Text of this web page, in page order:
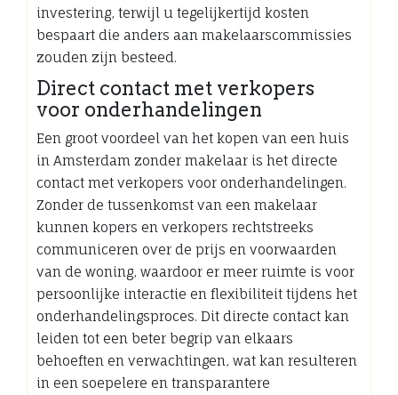
investering, terwijl u tegelijkertijd kosten
bespaart die anders aan makelaarscommissies
zouden zijn besteed.
Direct contact met verkopers
voor onderhandelingen
Een groot voordeel van het kopen van een huis
in Amsterdam zonder makelaar is het directe
contact met verkopers voor onderhandelingen.
Zonder de tussenkomst van een makelaar
kunnen kopers en verkopers rechtstreeks
communiceren over de prijs en voorwaarden
van de woning, waardoor er meer ruimte is voor
persoonlijke interactie en flexibiliteit tijdens het
onderhandelingsproces. Dit directe contact kan
leiden tot een beter begrip van elkaars
behoeften en verwachtingen, wat kan resulteren
in een soepelere en transparantere